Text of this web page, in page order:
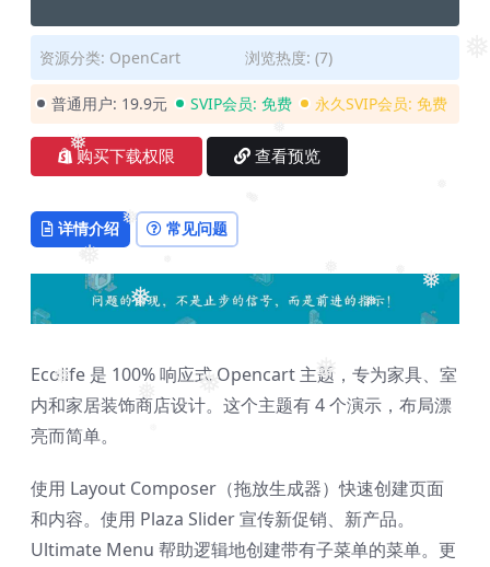
❅
❅
❅
❅
❅
❅
❅
❅
❅
❅
❅
❅
❅
资源分类: OpenCart 浏览热度: (7)
普通用户: 19.9元 SVIP会员: 免费 永久SVIP会员: 免费
购买下载权限 查看预览
详情介绍 常见问题
Ecolife 是 100% 响应式 Opencart 主题，专为家具、室
内和家居装饰商店设计。这个主题有 4 个演示，布局漂
亮而简单。
使用 Layout Composer（拖放生成器）快速创建页面
和内容。使用 Plaza Slider 宣传新促销、新产品。
Ultimate Menu 帮助逻辑地创建带有子菜单的菜单。更